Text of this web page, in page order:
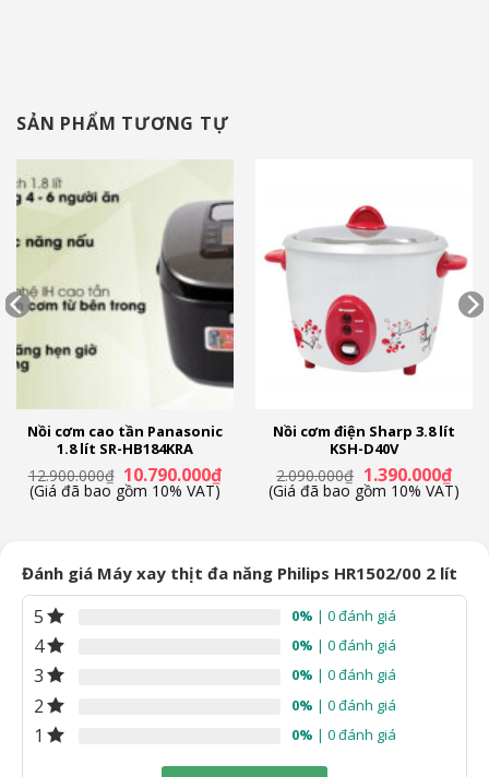
SẢN PHẨM TƯƠNG TỰ
Nồi cơm cao tần Panasonic
1.8 lít SR-HB184KRA
12.900.000₫ Giá
gốc
là:
10.790.000₫Giá
(Giá đã bao gồm 10% VAT)
Nồi cơm điện Sharp 3.8 lít
KSH-D40V
2.090.000₫ Giá
gốc
là:
1.390.000₫Giá
hiện
tại
(Giá đã bao gồm 10% VAT)
Đánh giá Máy xay thịt đa năng Philips HR1502/00 2 lít
5 0% | 0 đánh giá
4 0% | 0 đánh giá
3 0% | 0 đánh giá
2 0% | 0 đánh giá
1 0% | 0 đánh giá